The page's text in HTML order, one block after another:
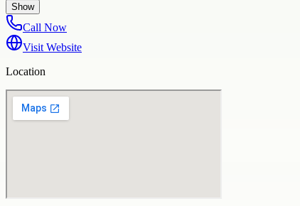
Show
Call Now
Visit Website
Location